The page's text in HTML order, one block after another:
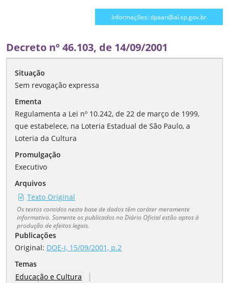
Informações: dpaan@al.sp.gov.br
Decreto nº 46.103, de 14/09/2001
Situação
Sem revogação expressa
Ementa
Regulamenta a Lei nº 10.242, de 22 de março de 1999,
que estabelece, na Loteria Estadual de São Paulo, a
Loteria da Cultura
Promulgação
Executivo
Arquivos
Texto Original
Os textos contidos nesta base de dados têm caráter meramente
informativo. Somente os publicados no Diário Oficial estão aptos à
produção de efeitos legais.
Publicações
Original: DOE-I, 15/09/2001, p.2
Temas
Educação e Cultura
|